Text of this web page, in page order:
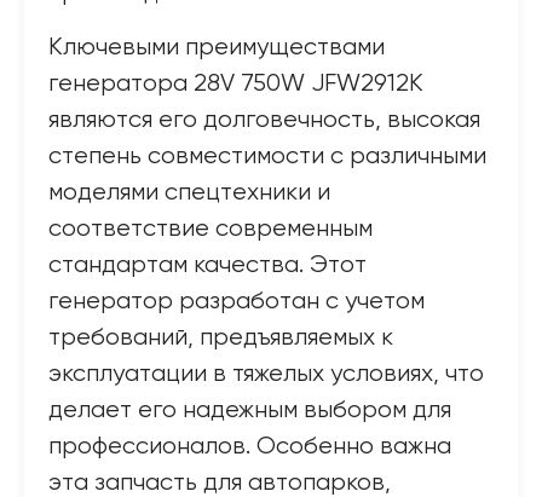
Ключевыми преимуществами
генератора 28V 750W JFW2912K
являются его долговечность, высокая
степень совместимости с различными
моделями спецтехники и
соответствие современным
стандартам качества. Этот
генератор разработан с учетом
требований, предъявляемых к
эксплуатации в тяжелых условиях, что
делает его надежным выбором для
профессионалов. Особенно важна
эта запчасть для автопарков,